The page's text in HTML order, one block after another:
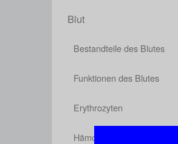
Blut
Bestandteile des Blutes
Funktionen des Blutes
Erythrozyten
Hämoglobin